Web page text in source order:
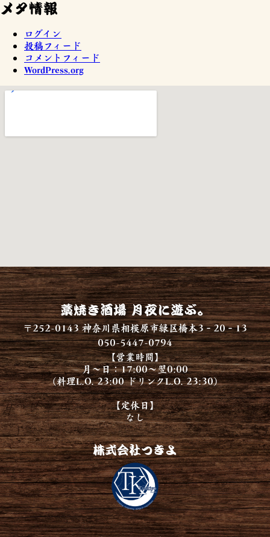
メタ情報
ログイン
投稿フィード
コメントフィード
WordPress.org
藁焼き酒場 月夜に遊ぶ。
〒252-0143 神奈川県相模原市緑区橋本3‐20‐13
050-5447-0794
【営業時間】
月～日：17:00～翌0:00
（料理L.O. 23:00 ドリンクL.O. 23:30）
【定休日】
なし
株式会社つきよ